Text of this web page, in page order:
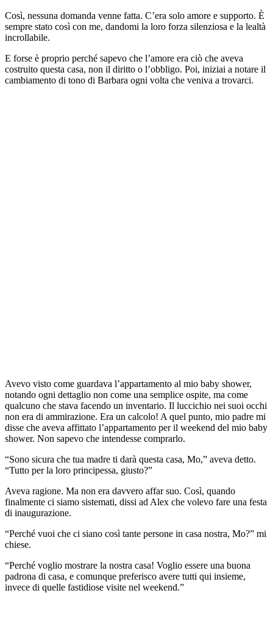
Così, nessuna domanda venne fatta. C’era solo amore e supporto. È
sempre stato così con me, dandomi la loro forza silenziosa e la lealtà
incrollabile.
E forse è proprio perché sapevo che l’amore era ciò che aveva
costruito questa casa, non il diritto o l’obbligo. Poi, iniziai a notare il
cambiamento di tono di Barbara ogni volta che veniva a trovarci.
Avevo visto come guardava l’appartamento al mio baby shower,
notando ogni dettaglio non come una semplice ospite, ma come
qualcuno che stava facendo un inventario. Il luccichio nei suoi occhi
non era di ammirazione. Era un calcolo! A quel punto, mio padre mi
disse che aveva affittato l’appartamento per il weekend del mio baby
shower. Non sapevo che intendesse comprarlo.
“Sono sicura che tua madre ti darà questa casa, Mo,” aveva detto.
“Tutto per la loro principessa, giusto?”
Aveva ragione. Ma non era davvero affar suo. Così, quando
finalmente ci siamo sistemati, dissi ad Alex che volevo fare una festa
di inaugurazione.
“Perché vuoi che ci siano così tante persone in casa nostra, Mo?” mi
chiese.
“Perché voglio mostrare la nostra casa! Voglio essere una buona
padrona di casa, e comunque preferisco avere tutti qui insieme,
invece di quelle fastidiose visite nel weekend.”